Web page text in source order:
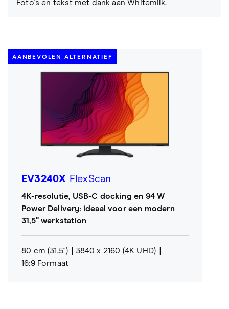
Foto's en tekst met dank aan Whitemilk.
AANBEVOLEN ALTERNATIEF
EV3240X FlexScan
4K-resolutie, USB-C docking en 94 W
Power Delivery: ideaal voor een modern
31,5" werkstation
80 cm (31,5")
3840 x 2160 (4K UHD)
16:9 Formaat